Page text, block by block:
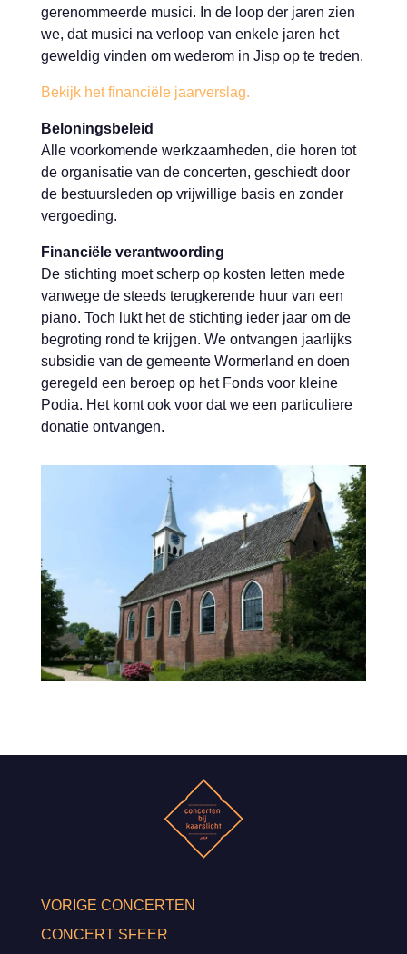
gerenommeerde musici. In de loop der jaren zien
we, dat musici na verloop van enkele jaren het
geweldig vinden om wederom in Jisp op te treden.
Bekijk het financiële jaarverslag.
Beloningsbeleid
Alle voorkomende werkzaamheden, die horen tot
de organisatie van de concerten, geschiedt door
de bestuursleden op vrijwillige basis en zonder
vergoeding.
Financiële verantwoording
De stichting moet scherp op kosten letten mede
vanwege de steeds terugkerende huur van een
piano. Toch lukt het de stichting ieder jaar om de
begroting rond te krijgen. We ontvangen jaarlijks
subsidie van de gemeente Wormerland en doen
geregeld een beroep op het Fonds voor kleine
Podia. Het komt ook voor dat we een particuliere
donatie ontvangen.
VORIGE CONCERTEN
CONCERT SFEER